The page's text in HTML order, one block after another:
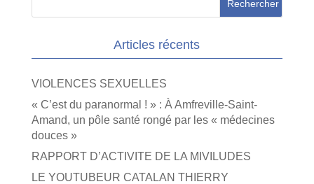
Articles récents
VIOLENCES SEXUELLES
« C’est du paranormal ! » : À Amfreville-Saint-
Amand, un pôle santé rongé par les « médecines
douces »
RAPPORT D’ACTIVITE DE LA MIVILUDES
LE YOUTUBEUR CATALAN THIERRY